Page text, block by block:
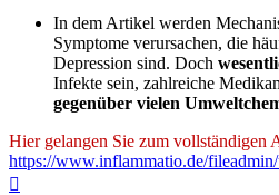
In dem Artikel werden
Symptome verursachen, die
Depression sind. Doch
Infekte sein, zahlreiche
gegenüber vielen
Hier gelangen Sie zum vollständigen
https://www.inflammatio.de/